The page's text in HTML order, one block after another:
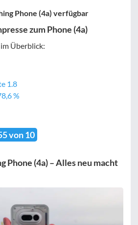
Phone (4a) verfügbar
zum Phone (4a)
Überblick:
1.8
%
von 10
Phone (4a) – Alles neu macht